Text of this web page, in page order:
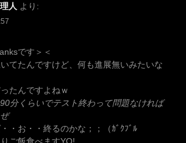
人 より:
です＞＜
てたんですけど、何も進展無いみたいな
たんですよねｗ
分くらいでテスト終わって問題なければ
・お・・終るのかな；；（ｶﾞｸﾌﾞﾙ